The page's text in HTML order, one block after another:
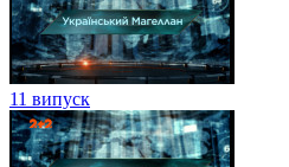
11 випуск